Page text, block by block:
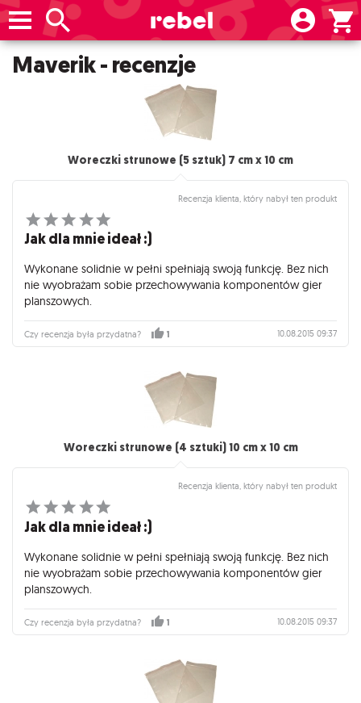
Maverik - recenzje
Woreczki strunowe (5 sztuk) 7 cm x 10 cm
Recenzja klienta, który nabył ten produkt
Jak dla mnie ideał :)
Wykonane solidnie w pełni spełniają swoją funkcję. Bez nich
nie wyobrażam sobie przechowywania komponentów gier
planszowych.
Czy recenzja była przydatna? 1 10.08.2015 09:37
Woreczki strunowe (4 sztuki) 10 cm x 10 cm
Recenzja klienta, który nabył ten produkt
Jak dla mnie ideał :)
Wykonane solidnie w pełni spełniają swoją funkcję. Bez nich
nie wyobrażam sobie przechowywania komponentów gier
planszowych.
Czy recenzja była przydatna? 1 10.08.2015 09:37